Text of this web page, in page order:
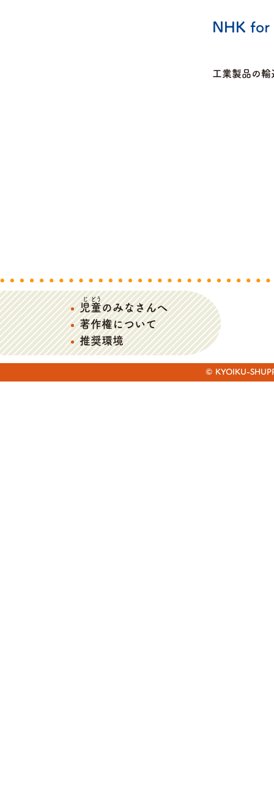
NHK
工業製品の
児
じ
童
どう
のみなさんへ
著作権について
推奨環境
© KYOIKU-